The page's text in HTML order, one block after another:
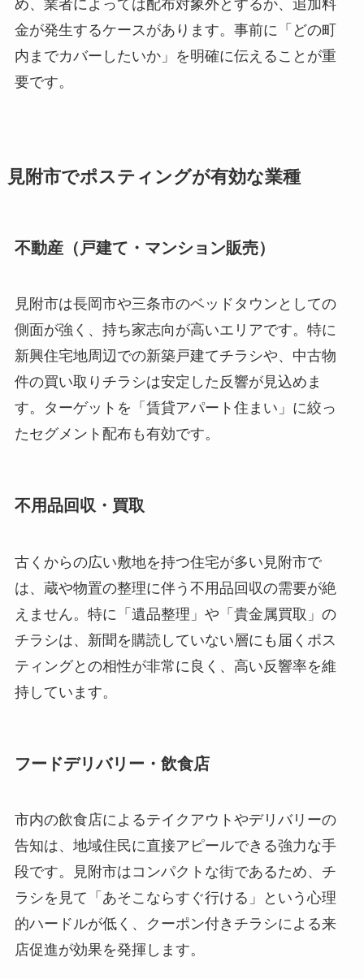
め、業者によっては配布対象外とするか、追加料
金が発生するケースがあります。事前に「どの町
内までカバーしたいか」を明確に伝えることが重
要です。
見附市でポスティングが有効な業種
不動産（戸建て・マンション販売）
見附市は長岡市や三条市のベッドタウンとしての
側面が強く、持ち家志向が高いエリアです。特に
新興住宅地周辺での新築戸建てチラシや、中古物
件の買い取りチラシは安定した反響が見込めま
す。ターゲットを「賃貸アパート住まい」に絞っ
たセグメント配布も有効です。
不用品回収・買取
古くからの広い敷地を持つ住宅が多い見附市で
は、蔵や物置の整理に伴う不用品回収の需要が絶
えません。特に「遺品整理」や「貴金属買取」の
チラシは、新聞を購読していない層にも届くポス
ティングとの相性が非常に良く、高い反響率を維
持しています。
フードデリバリー・飲食店
市内の飲食店によるテイクアウトやデリバリーの
告知は、地域住民に直接アピールできる強力な手
段です。見附市はコンパクトな街であるため、チ
ラシを見て「あそこならすぐ行ける」という心理
的ハードルが低く、クーポン付きチラシによる来
店促進が効果を発揮します。